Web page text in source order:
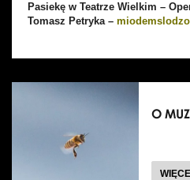
Pasiekę w Teatrze Wielkim –
Tomasz Petryka –
O